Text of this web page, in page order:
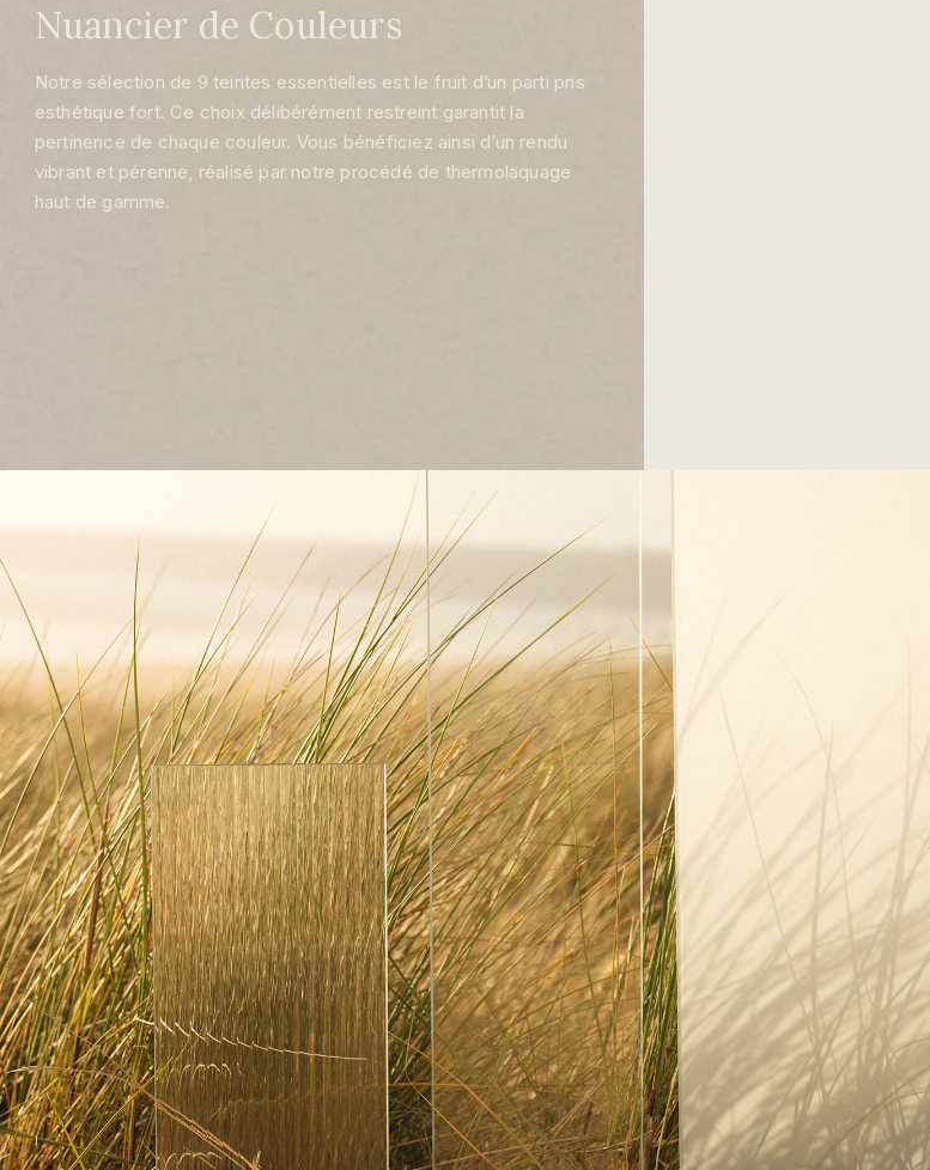
Nuancier de Couleurs
Notre sélection de 9 teintes essentielles est le fruit d’un parti pris
esthétique fort. Ce choix délibérément restreint garantit la
pertinence de chaque couleur. Vous bénéficiez ainsi d’un rendu
vibrant et pérenne, réalisé par notre procédé de thermolaquage
haut de gamme.